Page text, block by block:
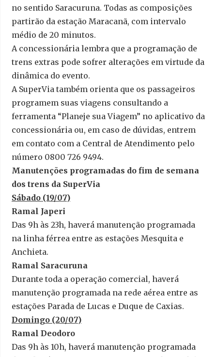
no sentido Saracuruna. Todas as composições
partirão da estação Maracanã, com intervalo
médio de 20 minutos.
A concessionária lembra que a programação de
trens extras pode sofrer alterações em virtude da
dinâmica do evento.
A SuperVia também orienta que os passageiros
programem suas viagens consultando a
ferramenta “Planeje sua Viagem” no aplicativo da
concessionária ou, em caso de dúvidas, entrem
em contato com a Central de Atendimento pelo
número 0800 726 9494.
Manutenções programadas do fim de semana
dos trens da SuperVia
Sábado (19/07)
Ramal Japeri
Das 9h às 23h, haverá manutenção programada
na linha férrea entre as estações Mesquita e
Anchieta.
Ramal Saracuruna
Durante toda a operação comercial, haverá
manutenção programada na rede aérea entre as
estações Parada de Lucas e Duque de Caxias.
Domingo (20/07)
Ramal Deodoro
Das 9h às 10h, haverá manutenção programada